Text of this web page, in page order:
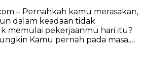
– Pernahkah kamu merasakan,
dalam keadaan tidak
memulai pekerjaanmu hari itu?
Kamu pernah pada masa,…